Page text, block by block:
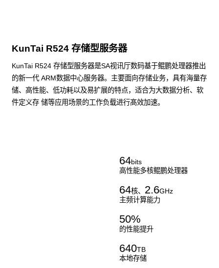
KunTai R524 存储型服务器
KunTai R524 存储型服务器是SA视讯厅数码基于鲲鹏处理器推出
的新一代 ARM数据中心服务器。主要面向存储业务，具有海量存
储、高性能、低功耗以及易扩展的特点，适合为大数据分析、软
件定义存 储等应用场景的工作负载进行髙效加速。
64bits
高性能多核鲲鹏处理器
64核、 2.6GHz
主频计算能力
50%
的性能提升
640TB
本地存储